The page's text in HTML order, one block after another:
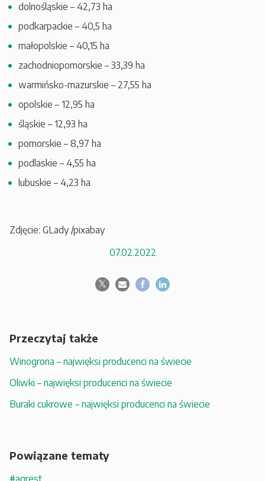
dolnośląskie – 42,73 ha
podkarpackie – 40,5 ha
małopolskie – 40,15 ha
zachodniopomorskie – 33,39 ha
warmińsko-mazurskie – 27,55 ha
opolskie – 12,95 ha
śląskie – 12,93 ha
pomorskie – 8,97 ha
podlaskie – 4,55 ha
lubuskie – 4,23 ha
Zdjęcie: GLady /pixabay
07.02.2022
Przeczytaj także
Winogrona – najwięksi producenci na świecie
Oliwki – najwięksi producenci na świecie
Buraki cukrowe – najwięksi producenci na świecie
Powiązane tematy